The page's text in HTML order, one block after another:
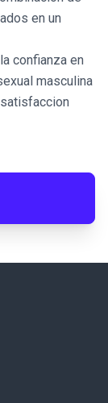
en un
confianza en
masculina